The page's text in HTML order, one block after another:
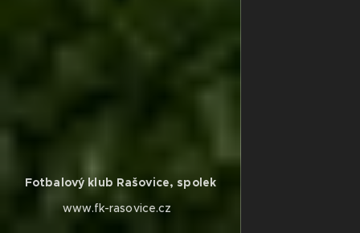
Fotbalový klub Rašovice, spolek
www.fk-rasovice.cz